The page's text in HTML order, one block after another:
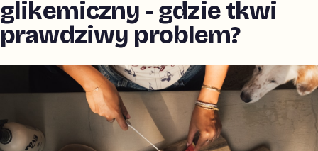
glikemiczny - gdzie tkwi
prawdziwy problem?